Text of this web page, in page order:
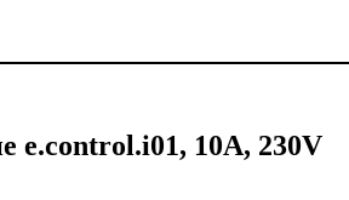
e.control.i01, 10A, 230V